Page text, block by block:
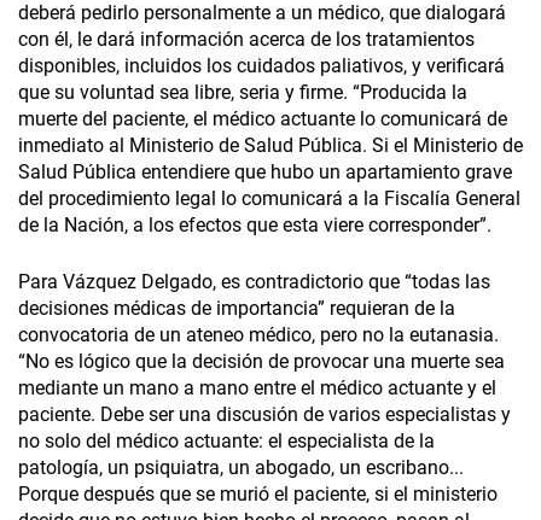
deberá pedirlo personalmente a un médico, que dialogará
con él, le dará información acerca de los tratamientos
disponibles, incluidos los cuidados paliativos, y verificará
que su voluntad sea libre, seria y firme. “Producida la
muerte del paciente, el médico actuante lo comunicará de
inmediato al Ministerio de Salud Pública. Si el Ministerio de
Salud Pública entendiere que hubo un apartamiento grave
del procedimiento legal lo comunicará a la Fiscalía General
de la Nación, a los efectos que esta viere corresponder”.
Para Vázquez Delgado, es contradictorio que “todas las
decisiones médicas de importancia” requieran de la
convocatoria de un ateneo médico, pero no la eutanasia.
“No es lógico que la decisión de provocar una muerte sea
mediante un mano a mano entre el médico actuante y el
paciente. Debe ser una discusión de varios especialistas y
no solo del médico actuante: el especialista de la
patología, un psiquiatra, un abogado, un escribano...
Porque después que se murió el paciente, si el ministerio